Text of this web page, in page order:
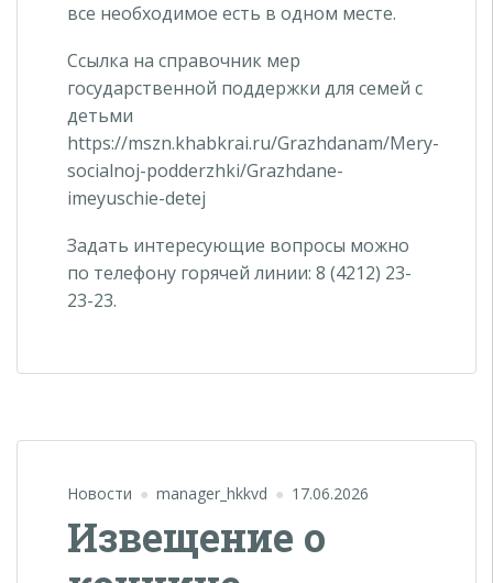
все необходимое есть в одном месте.
Ссылка на справочник мер
государственной поддержки для семей с
детьми
https://mszn.khabkrai.ru/Grazhdanam/Mery-
socialnoj-podderzhki/Grazhdane-
imeyuschie-detej
Задать интересующие вопросы можно
по телефону горячей линии: 8 (4212) 23-
23-23.
Новости manager_hkkvd 17.06.2026
Извещение о